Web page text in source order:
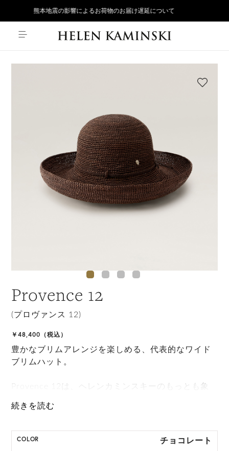
熊本地震の影響によるお荷物のお届け遅延について
Provence 12
(プロヴァンス 12)
￥48,400（税込）
豊かなブリムアレンジを楽しめる、代表的なワイド
ブリムハット。
Provence 12は、ヘレンカミンスキーのもっとも象
り、ブリムをアップロールしたり下げたりしてさま
手撚りのラフィア紐を備え、ネオプレンインナーバ
COLOR チョコレート